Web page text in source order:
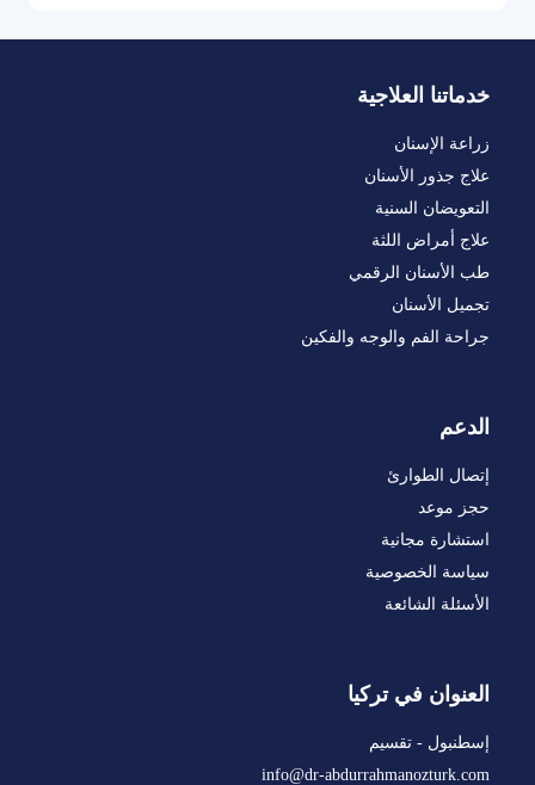
خدماتنا العلاجية
زراعة الإسنان
علاج جذور الأسنان
التعويضان السنية
علاج أمراض اللثة
طب الأسنان الرقمي
تجميل الأسنان
جراحة الفم والوجه والفكين
الدعم
إتصال الطوارئ
حجز موعد
استشارة مجانية
سياسة الخصوصية
الأسئلة الشائعة
العنوان في تركيا
إسطنبول - تقسيم
info@dr-abdurrahmanozturk.com